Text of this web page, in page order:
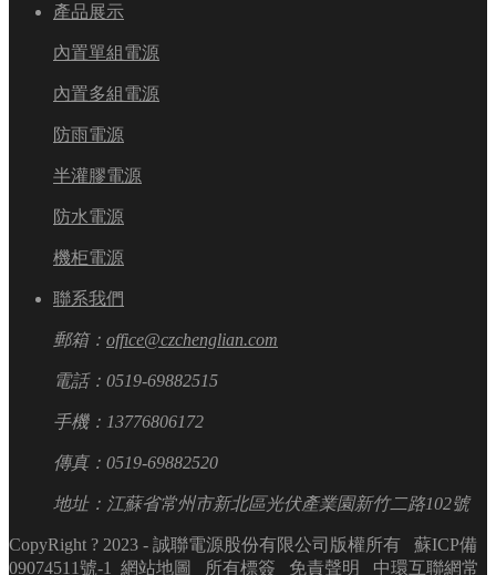
產品展示
內置單組電源
內置多組電源
防雨電源
半灌膠電源
防水電源
機柜電源
聯系我們
郵箱： office@czchenglian.com
電話： 0519-69882515
手機： 13776806172
傳真： 0519-69882520
地址： 江蘇省常州市新北區光伏產業園新竹二路102號
CopyRight ? 2023 - 誠聯電源股份有限公司版權所有 蘇ICP備
09074511號-1
網站地圖 所有標簽 免責聲明 中環互聯網常